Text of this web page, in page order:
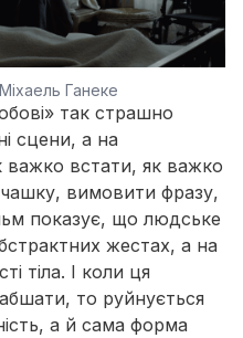
Ганеке
так страшно
сцени, а на
важко встати, як важко
вимовити фразу,
показує, що людське
жестах, а на
тіла. І коли ця
то руйнується
а й сама форма